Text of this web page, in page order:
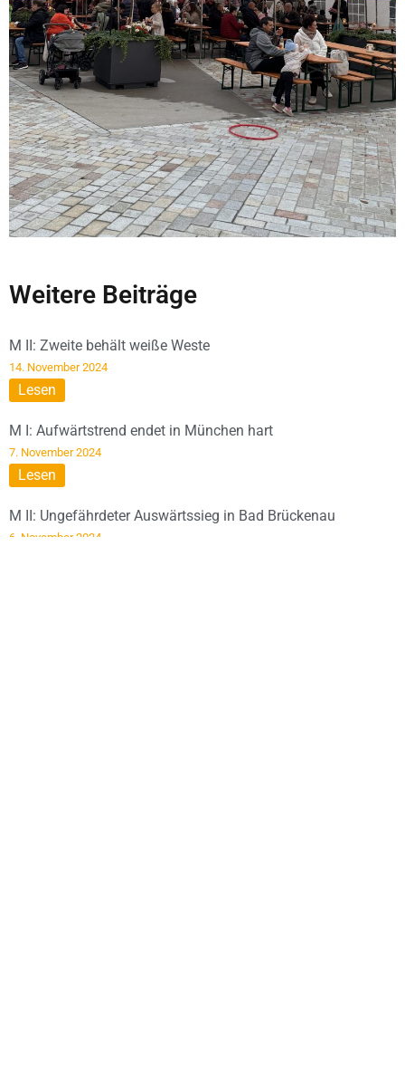
Weitere Beiträge
M II: Zweite behält weiße Weste
14. November 2024
Lesen
M I: Aufwärtstrend endet in München hart
7. November 2024
Lesen
M II: Ungefährdeter Auswärtssieg in Bad Brückenau
6. November 2024